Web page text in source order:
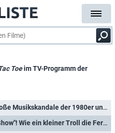
Toeim TV-Programm der
RTL beleuchtet große Musikskandale der 1980er und 1990 Jahre
Prosit, "Die Hugo Show"! Wie ein kleiner Troll die Fernsehwelt der 90er eroberte